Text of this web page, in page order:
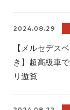
2024.08.29
【メルセデス
き】超高級車
リ遊覧